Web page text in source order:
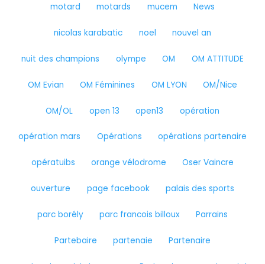
motard motards mucem News
nicolas karabatic noel nouvel an
nuit des champions olympe OM OM ATTITUDE
OM Evian OM Féminines OM LYON OM/Nice
OM/OL open 13 open13 opération
opération mars Opérations opérations partenaire
opératuibs orange vélodrome Oser Vaincre
ouverture page facebook palais des sports
parc borély parc francois billoux Parrains
Partebaire partenaie Partenaire